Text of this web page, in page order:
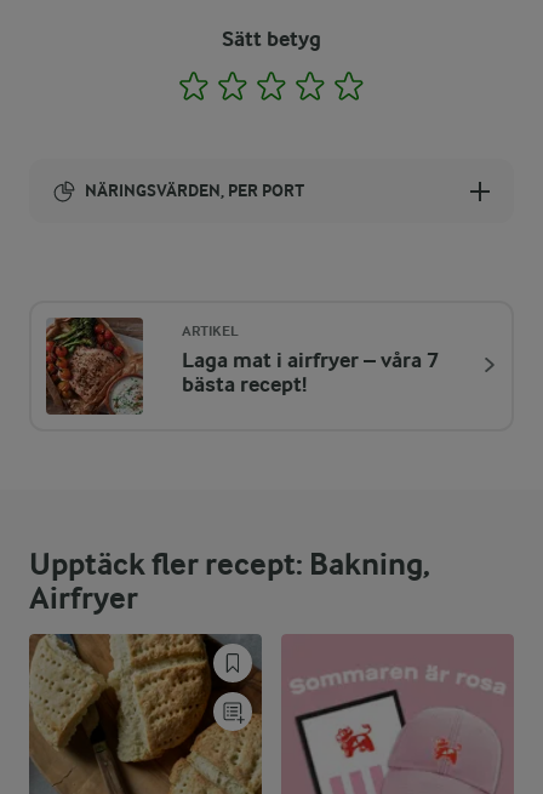
Sätt betyg
1 2 3 4
NÄRINGSVÄRDEN, PER PORT
ENERGIDISTRIBUTION %
NÄRINGSVÄRDEN PER PORT
Fett:
65,9 %
51,4 g
Kolhydrater:
31,7 %
53,8 g
ARTIKEL
Laga mat i airfryer – våra 7
bästa recept!
Upptäck fler recept: Bakning,
Airfryer